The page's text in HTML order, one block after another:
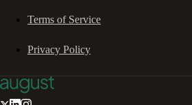
Terms of Service
Privacy Policy